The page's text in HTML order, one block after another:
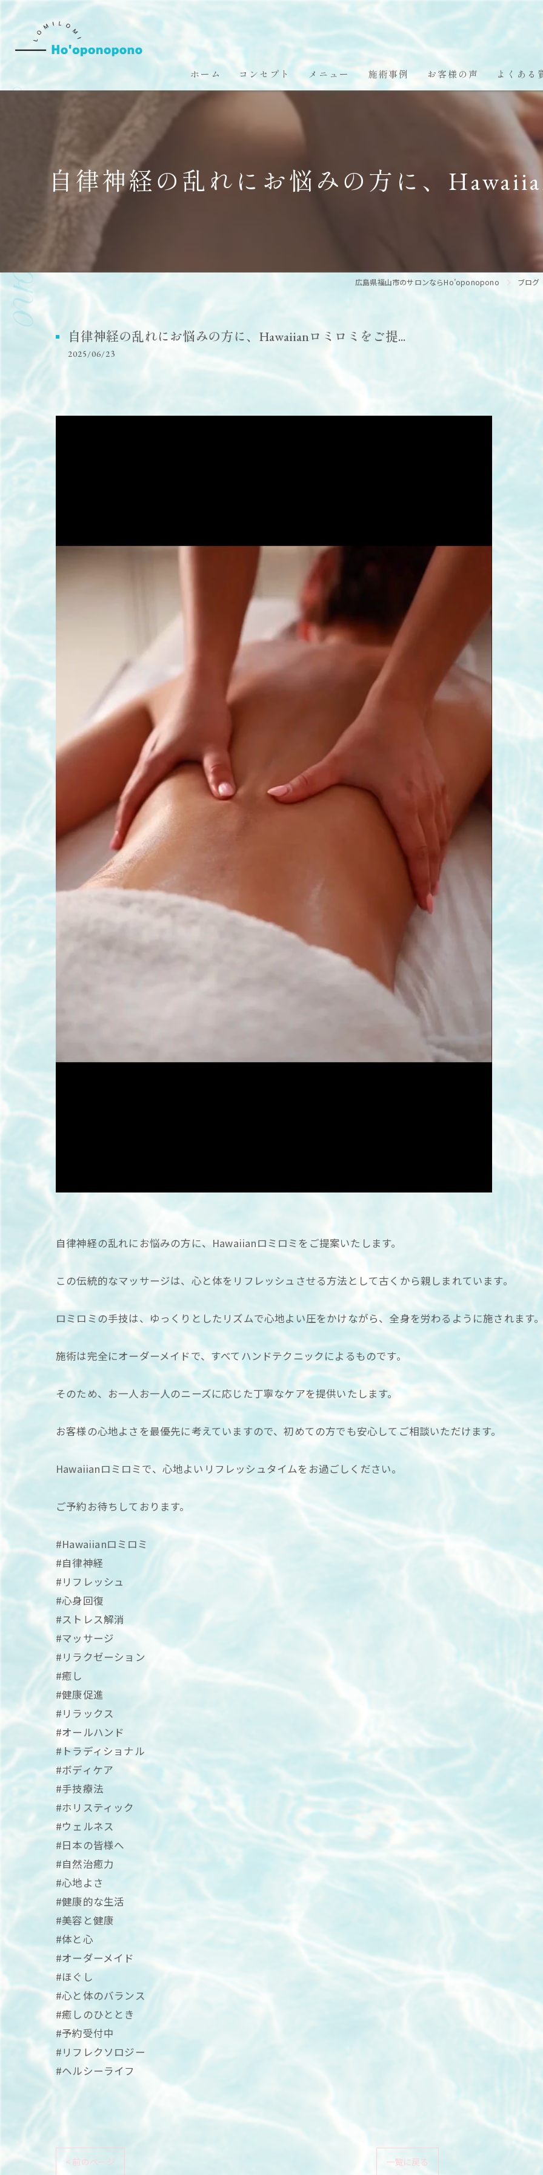
ホーム コンセプト メニュー 施術事例 お客様の声 よくある
自律神経の乱れにお悩みの方に、
広島県福山市のサロンならHo’oponopono ブログ
自律神経の乱れにお悩みの方に、Hawaiianロミロミをご提...
2025/06/23
自律神経の乱れにお悩みの方に、Hawaiianロミロミをご提案いたします。
この伝統的なマッサージは、心と体をリフレッシュさせる方法として古くから親しまれています。
ロミロミの手技は、ゆっくりとしたリズムで心地よい圧をかけながら、全身を労わるように施されます
施術は完全にオーダーメイドで、すべてハンドテクニックによるものです。
そのため、お一人お一人のニーズに応じた丁寧なケアを提供いたします。
お客様の心地よさを最優先に考えていますので、初めての方でも安心してご相談いただけます。
Hawaiianロミロミで、心地よいリフレッシュタイムをお過ごしください。
ご予約お待ちしております。
#Hawaiianロミロミ
#自律神経
#リフレッシュ
#心身回復
#ストレス解消
#マッサージ
#リラクゼーション
#癒し
#健康促進
#リラックス
#オールハンド
#トラディショナル
#ボディケア
#手技療法
#ホリスティック
#ウェルネス
#日本の皆様へ
#自然治癒力
#心地よさ
#健康的な生活
#美容と健康
#体と心
#オーダーメイド
#ほぐし
#心と体のバランス
#癒しのひととき
#予約受付中
#リフレクソロジー
#ヘルシーライフ
< 前のページ 一覧に戻る